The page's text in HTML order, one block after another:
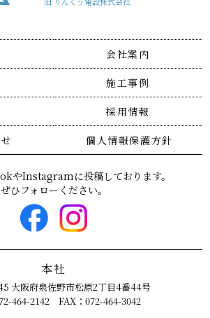
会社案内
施工事例
採用情報
個人情報保護方針
やInstagramに投稿しております。
ぜひフォローください。
本社
大阪府泉佐野市松原2丁目4番44号
464-2142 FAX：072-464-3042